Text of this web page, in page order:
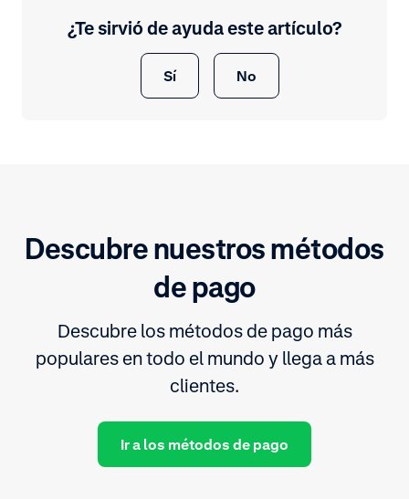
¿Te sirvió de ayuda este artículo?
Sí No
Descubre nuestros métodos
de pago
Descubre los métodos de pago más
populares en todo el mundo y llega a más
clientes.
Ir a los métodos de pago